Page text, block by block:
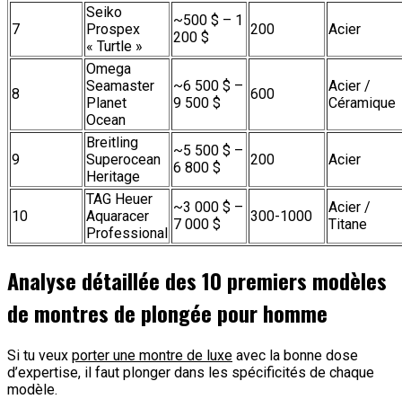
7
Seiko
Prospex
« Turtle »
~500 $ – 1
200 $
200 Acier
8
Omega
Seamaster
Planet
Ocean
~6 500 $ –
9 500 $
600
Acier /
Céramique
9
Breitling
Superocean
Heritage
~5 500 $ –
6 800 $
200 Acier
10
TAG Heuer
Aquaracer
Professional
~3 000 $ –
7 000 $
300-1000
Acier /
Titane
Analyse détaillée des 10 premiers modèles
de montres de plongée pour homme
Si tu veux porter une montre de luxe avec la bonne dose
d’expertise, il faut plonger dans les spécificités de chaque
modèle.